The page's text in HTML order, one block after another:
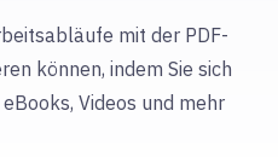
mit der PDF-
können, indem Sie sich
Videos und mehr